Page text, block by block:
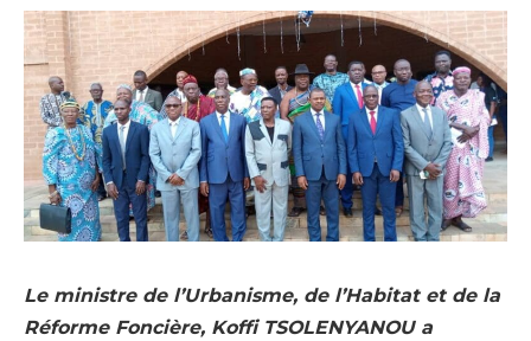
Le ministre de l’Urbanisme, de l’Habitat et de la
Réforme Foncière, Koffi TSOLENYANOU a